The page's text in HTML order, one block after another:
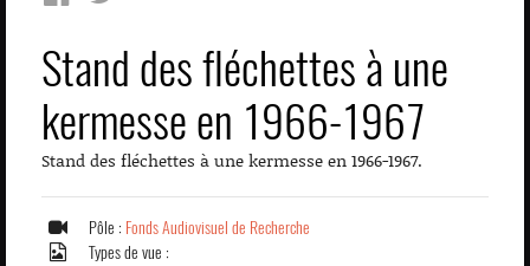
Stand des fléchettes à une
kermesse en 1966-1967
Stand des fléchettes à une kermesse en 1966-1967.
Pôle : Fonds Audiovisuel de Recherche
Types de vue :